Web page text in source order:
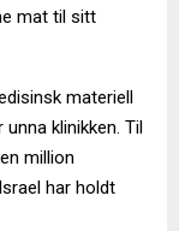
mat til sitt
materiell
klinikken. Til
million
har holdt